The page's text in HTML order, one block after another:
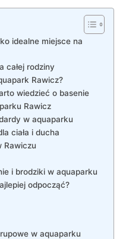
idealne miejsce na
całej rodziny
Rawicz?
wiedzieć o basenie
Rawicz
w aquaparku
ciała i ducha
Rawiczu
i brodziki w aquaparku
odpocząć?
w aquaparku